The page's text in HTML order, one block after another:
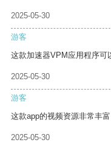
2025-05-30
游客
这款加速器VPM应用程序可
2025-05-30
游客
这款app的视频资源非常丰
2025-05-30